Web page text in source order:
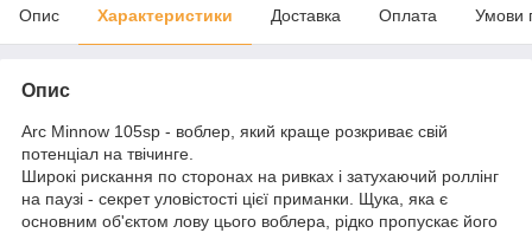
Опис Характеристики Доставка Оплата Умови
Опис
Arc Minnow 105sp - воблер, який краще розкриває свій
потенціал на твічинге.
Широкі рискання по сторонах на ривках і затухаючий роллінг
на паузі - секрет уловістості цієї приманки. Щука, яка є
основним об'єктом лову цього воблера, рідко пропускає його